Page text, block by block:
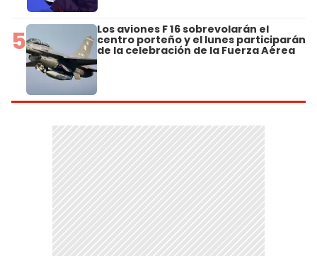
5 Los aviones F 16 sobrevolarán el
centro porteño y el lunes participarán
de la celebración de la Fuerza Aérea